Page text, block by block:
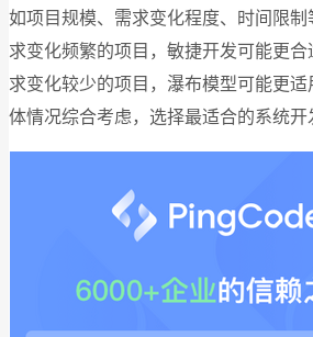
如项目规模、需求变化程度、时间限
求变化频繁的项目，敏捷开发可能更
求变化较少的项目，瀑布模型可能更
体情况综合考虑，选择最适合的系统开